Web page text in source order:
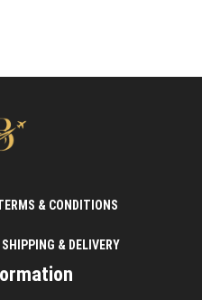
& CONDITIONS
SHIPPING & DELIVERY